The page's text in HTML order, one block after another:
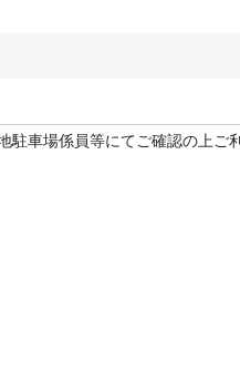
車場係員等にてご確認の上ご